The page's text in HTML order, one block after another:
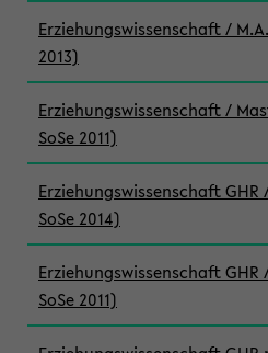
Erziehungswissenschaft /
2013)
Erziehungswissenschaft /
SoSe 2011)
Erziehungswissenschaft
SoSe 2014)
Erziehungswissenschaft
SoSe 2011)